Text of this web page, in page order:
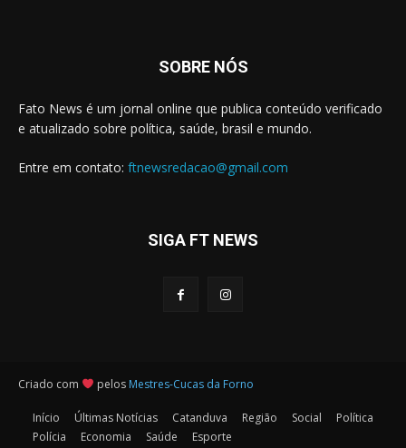
SOBRE NÓS
Fato News é um jornal online que publica conteúdo verificado
e atualizado sobre política, saúde, brasil e mundo.
Entre em contato: ftnewsredacao@gmail.com
SIGA FT NEWS
Criado com pelos Mestres-Cucas da Forno
Início Últimas Notícias Catanduva Região Social
Política
Polícia
Economia Saúde Esporte